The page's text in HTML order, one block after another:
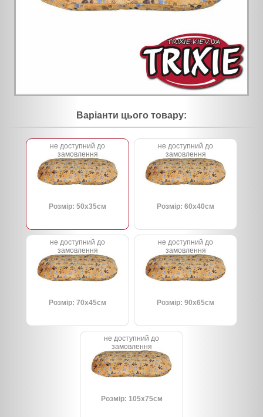
Варіанти цього товару:
не доступний до
замовлення
Розмір: 50х35см
не доступний до
замовлення
Розмір: 60х40см
не доступний до
замовлення
Розмір: 70х45см
не доступний до
замовлення
Розмір: 90х65см
не доступний до
замовлення
Розмір: 105х75см